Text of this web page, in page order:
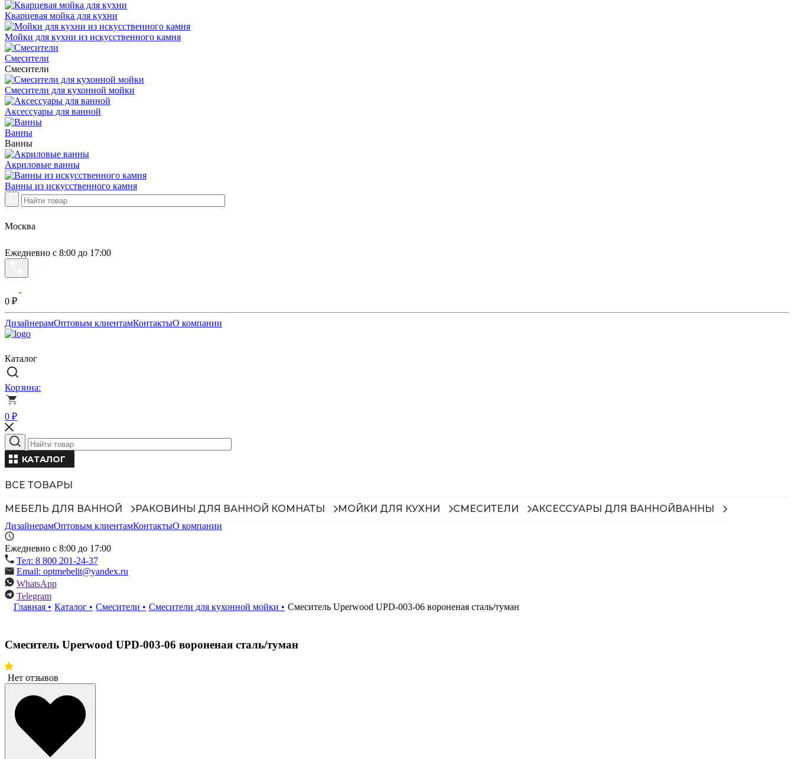
Кварцевая мойка для кухни
Мойки для кухни из искусственного камня
Смесители
Смесители
Смесители для кухонной мойки
Аксессуары для ванной
Ванны
Ванны
Акриловые ванны
Ванны из искусственного камня
Москва
Ежедневно с 8:00 до 17:00
0 ₽
ДизайнерамОптовым клиентамКонтактыО компании
Каталог
Корзина:
0 ₽
КАТАЛОГ
ВСЕ ТОВАРЫ
МЕБЕЛЬ ДЛЯ ВАННОЙ РАКОВИНЫ ДЛЯ ВАННОЙ КОМНАТЫ МОЙКИ ДЛЯ КУХНИ СМЕСИТЕЛИ АКСЕССУАРЫ ДЛЯ ВАННОЙВАННЫ
ДизайнерамОптовым клиентамКонтактыО компании
Ежедневно с 8:00 до 17:00
Тел: 8 800 201-24-37
Email: optmebelit@yandex.ru
WhatsApp
Telegram
Главная • Каталог • Смесители • Смесители для кухонной мойки • Смеситель Uperwood UPD-003-06 вороненая сталь/туман
Смеситель Uperwood UPD-003-06 вороненая сталь/туман
Нет отзывов